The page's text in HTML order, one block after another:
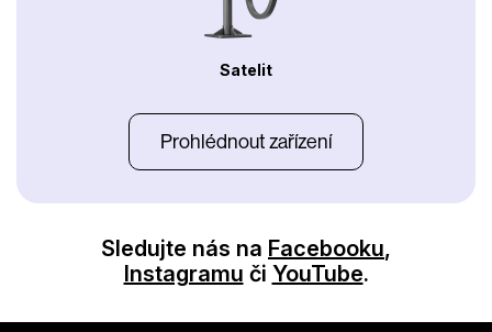
Satelit
Prohlédnout zařízení
Sledujte nás na Facebooku,
Instagramu či YouTube.